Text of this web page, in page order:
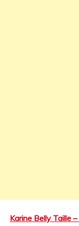
Karine Belly Taille –